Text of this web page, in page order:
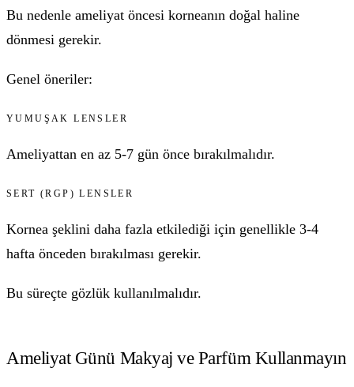
Bu nedenle ameliyat öncesi korneanın doğal haline
dönmesi gerekir.
Genel öneriler:
YUMUŞAK LENSLER
Ameliyattan en az 5-7 gün önce bırakılmalıdır.
SERT (RGP) LENSLER
Kornea şeklini daha fazla etkilediği için genellikle 3-4
hafta önceden bırakılması gerekir.
Bu süreçte gözlük kullanılmalıdır.
Ameliyat Günü Makyaj ve Parfüm Kullanmayın